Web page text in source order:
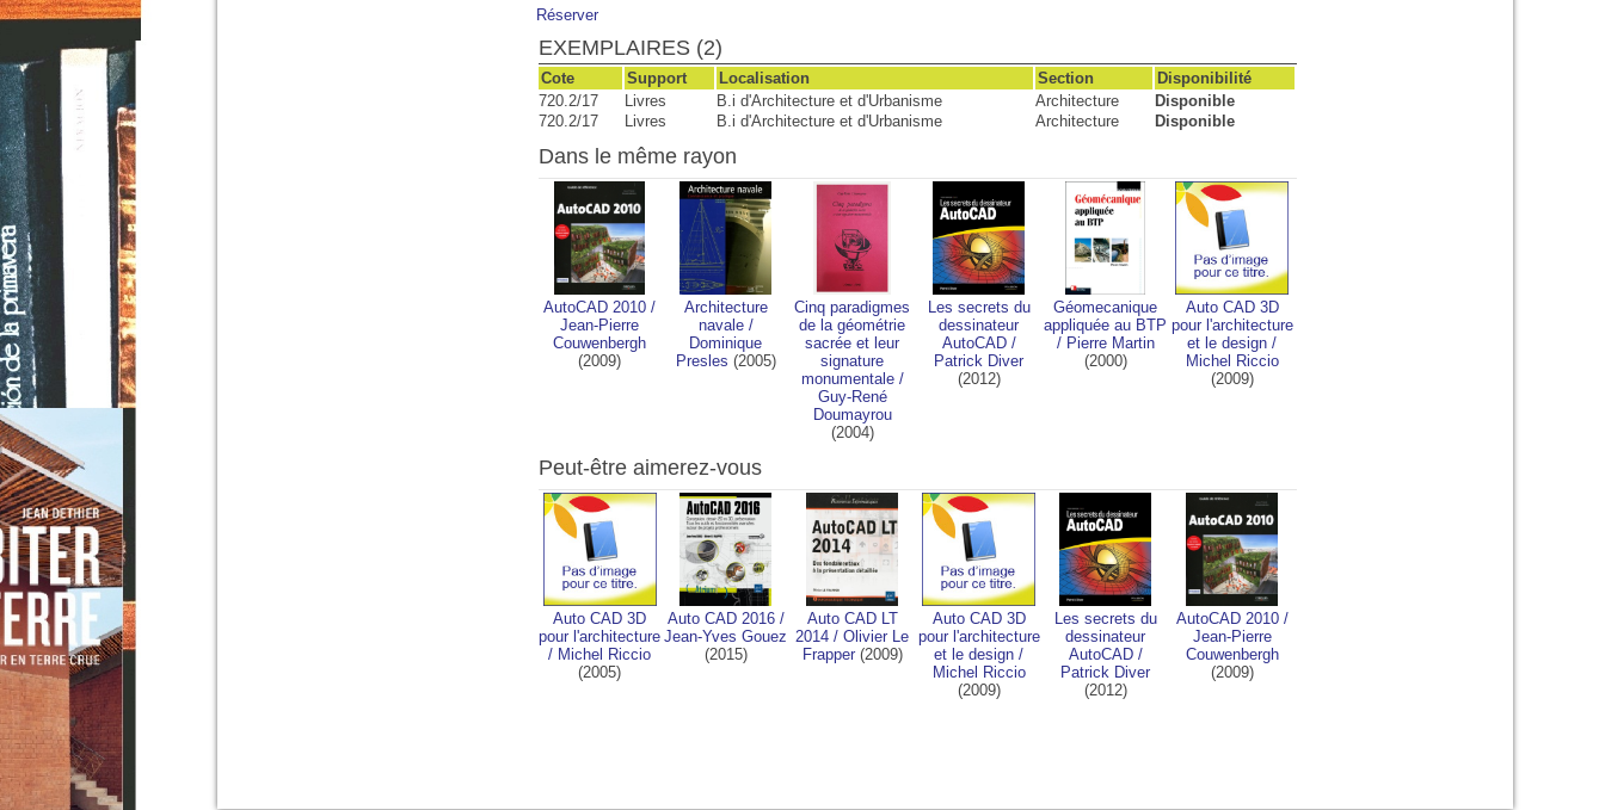
Réserver
EXEMPLAIRES (2)
Cote Support Localisation Section
Disponibilité
720.2/17
Livres B.i d'Architecture et d'Urbanisme Architecture
Disponible
720.2/17
Livres B.i d'Architecture et d'Urbanisme Architecture Disponible
Dans le même rayon
AutoCAD 2010 /
Jean-Pierre
Couwenbergh
(2009)
Architecture
navale/
Dominique
Presles (2005)
Cinq paradigmes
de la géométrie
sacrée et leur
signature
monumentale/
Guy-René
Doumayrou
(2004)
Les secrets du
dessinateur
AutoCAD/
Patrick Diver
(2012)
Géomecanique
appliquée au BTP
/ Pierre Martin
(2000)
Auto CAD 3D
pour l'architecture
et le design /
Michel Riccio
(2009)
Peut-être aimerez-vous
Auto CAD 3D
pour l'architecture
/ Michel Riccio
(2005)
Auto CAD 2016/
Jean-Yves Gouez
(2015)
Auto CAD LT
2014 / Olivier Le
Frapper(2009)
Auto CAD 3D
pour l'architecture
et le design /
Michel Riccio
(2009)
Les secrets du
dessinateur
AutoCAD/
Patrick Diver
(2012)
AutoCAD 2010/
Jean-Pierre
Couwenbergh
(2009)